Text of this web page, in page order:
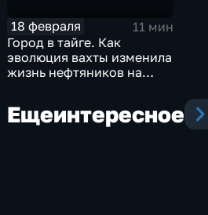
18 февраля
11 мин
Город в тайге. Как
эволюция вахты изменила
жизнь нефтяников на
Ещеинтересное